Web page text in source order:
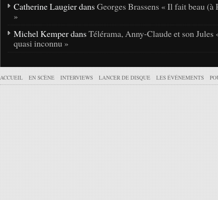
Catherine Laugier dans Georges Brassens « Il fait beau (à
»
Michel Kemper dans Télérama, Anny-Claude et son Jules
quasi inconnu »
ACCUEIL EN SCÈNE INTERVIEWS LANCER DE DISQUE LES ÉVÉNEMENTS